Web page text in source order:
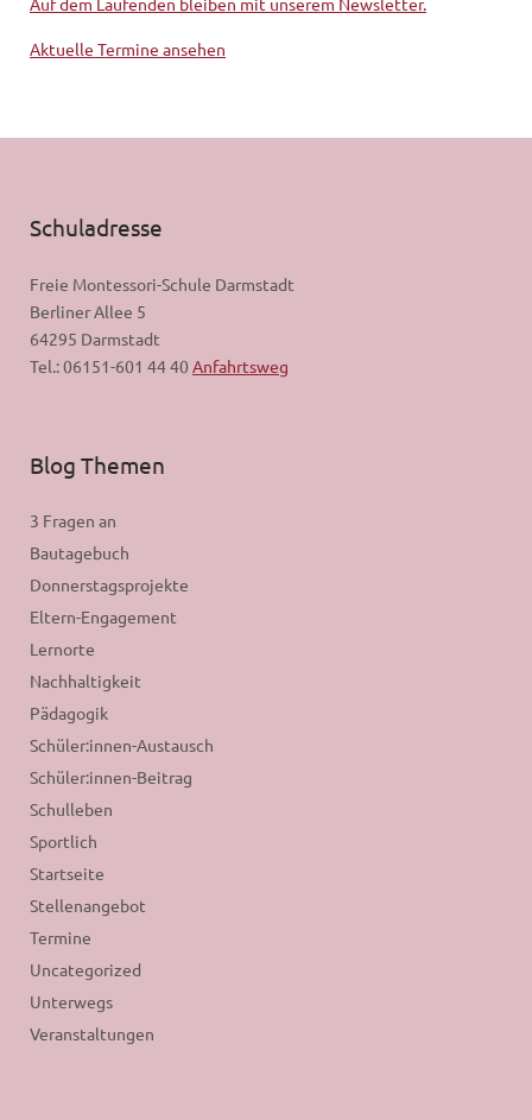
Aktuelle Termine ansehen
Schuladresse
Freie Montessori-Schule Darmstadt
Berliner Allee 5
64295 Darmstadt
Tel.: 06151-601 44 40Anfahrtsweg
Blog Themen
3 Fragen an
Bautagebuch
Donnerstagsprojekte
Eltern-Engagement
Lernorte
Nachhaltigkeit
Pädagogik
Schüler:innen-Austausch
Schüler:innen-Beitrag
Schulleben
Sportlich
Startseite
Stellenangebot
Termine
Uncategorized
Unterwegs
Veranstaltungen